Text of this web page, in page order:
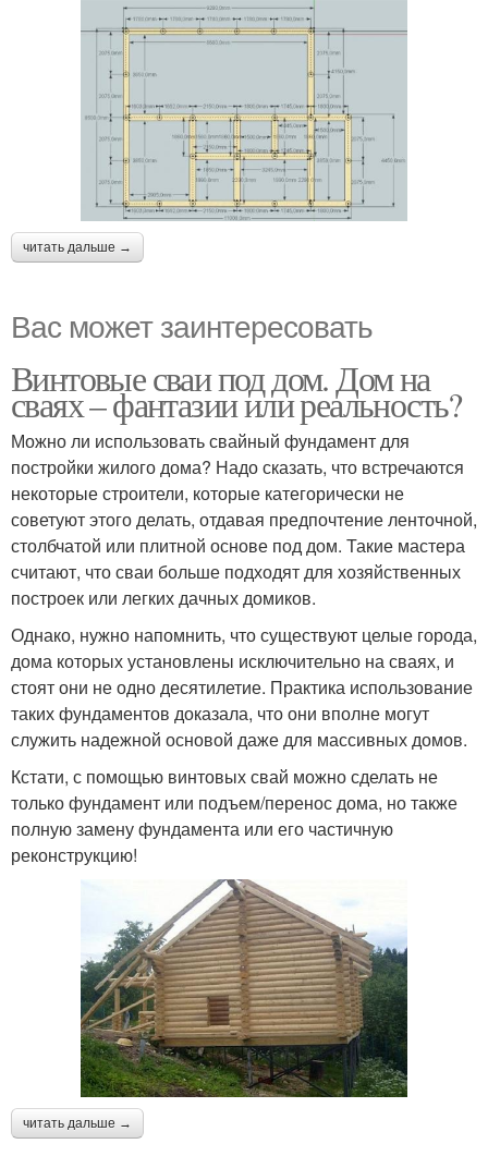
читать дальше →
Вас может заинтересовать
Винтовые сваи под дом. Дом на
сваях – фантазии или реальность?
Можно ли использовать свайный фундамент для
постройки жилого дома? Надо сказать, что встречаются
некоторые строители, которые категорически не
советуют этого делать, отдавая предпочтение ленточной,
столбчатой или плитной основе под дом. Такие мастера
считают, что сваи больше подходят для хозяйственных
построек или легких дачных домиков.
Однако, нужно напомнить, что существуют целые города,
дома которых установлены исключительно на сваях, и
стоят они не одно десятилетие. Практика использование
таких фундаментов доказала, что они вполне могут
служить надежной основой даже для массивных домов.
Кстати, с помощью винтовых свай можно сделать не
только фундамент или подъем/перенос дома, но также
полную замену фундамента или его частичную
реконструкцию!
читать дальше →